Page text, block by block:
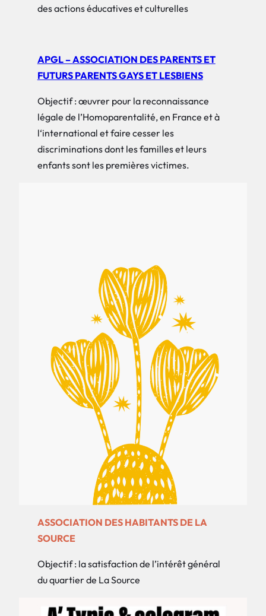
des actions éducatives et culturelles
APGL – ASSOCIATION DES PARENTS ET
FUTURS PARENTS GAYS ET LESBIENS
Objectif : œuvrer pour la reconnaissance
légale de l’Homoparentalité, en France et à
l‘international et faire cesser les
discriminations dont les familles et leurs
enfants sont les premières victimes.
ASSOCIATION DES HABITANTS DE LA
SOURCE
Objectif : la satisfaction de l’intérêt général
du quartier de La Source